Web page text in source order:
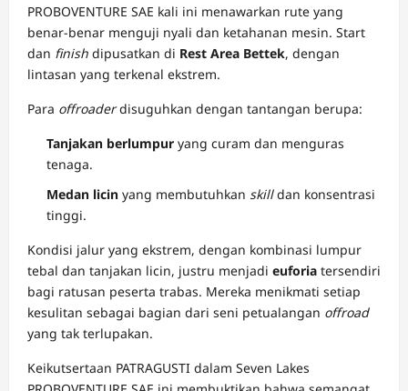
PROBOVENTURE SAE kali ini menawarkan rute yang
benar-benar menguji nyali dan ketahanan mesin. Start
dan finish dipusatkan di Rest Area Bettek, dengan
lintasan yang terkenal ekstrem.
Para offroaderdisuguhkan dengan tantangan berupa:
Tanjakan berlumpur yang curam dan menguras
tenaga.
Medan licin yang membutuhkan skilldan konsentrasi
tinggi.
Kondisi jalur yang ekstrem, dengan kombinasi lumpur
tebal dan tanjakan licin, justru menjadi euforia tersendiri
bagi ratusan peserta trabas. Mereka menikmati setiap
kesulitan sebagai bagian dari seni petualangan offroad
yang tak terlupakan.
Keikutsertaan PATRAGUSTI dalam Seven Lakes